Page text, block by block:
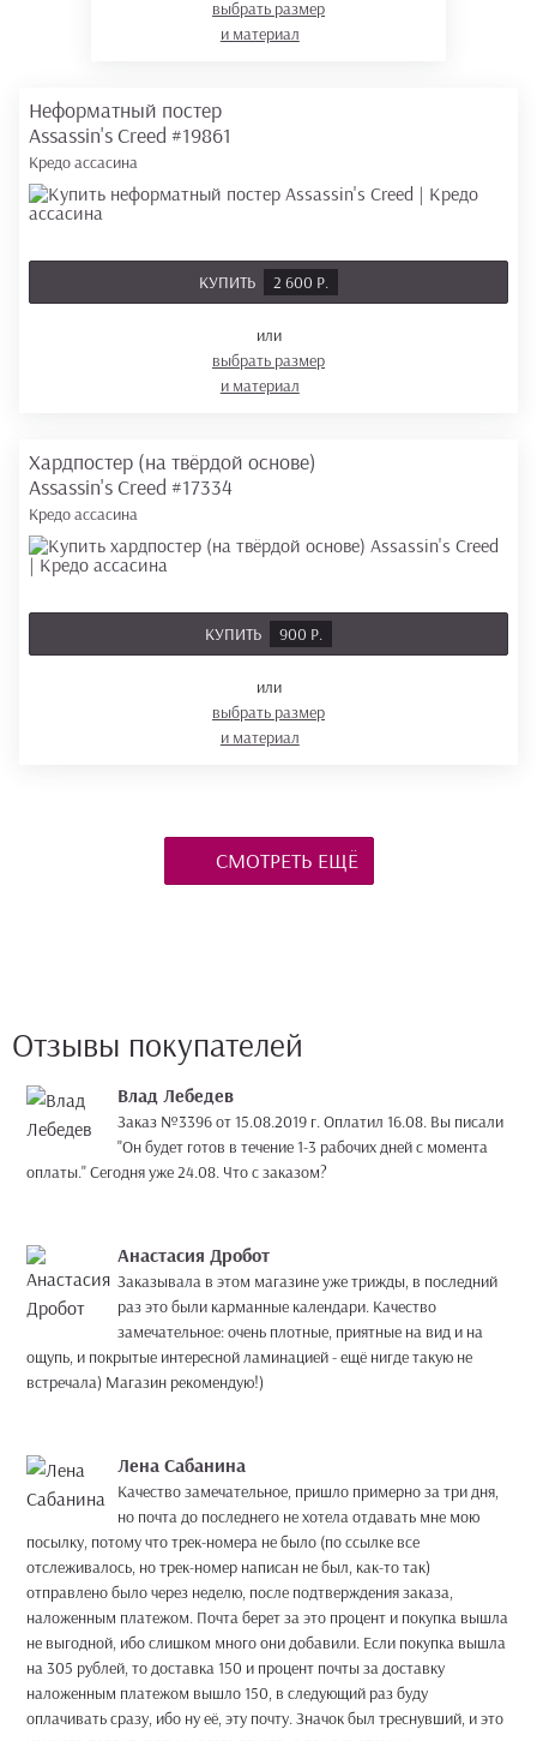
выбрать размер
и материал
Неформатный постер
Assassin's Creed #19861
Кредо ассасина
КУПИТЬ 2 600 Р.
или
выбрать размер
и материал
Хардпостер (на твёрдой основе)
Assassin's Creed #17334
Кредо ассасина
КУПИТЬ 900 Р.
или
выбрать размер
и материал
СМОТРЕТЬ ЕЩЁ
Отзывы покупателей
Влад Лебедев
Заказ №3396 от 15.08.2019 г. Оплатил 16.08. Вы писали
"Он будет готов в течение 1-3 рабочих дней с момента
оплаты." Сегодня уже 24.08. Что с заказом?
Анастасия Дробот
Заказывала в этом магазине уже трижды, в последний
раз это были карманные календари. Качество
замечательное: очень плотные, приятные на вид и на
ощупь, и покрытые интересной ламинацией - ещё нигде такую не
встречала) Магазин рекомендую!)
Лена Сабанина
Качество замечательное, пришло примерно за три дня,
но почта до последнего не хотела отдавать мне мою
посылку, потому что трек-номера не было (по ссылке все
отслеживалось, но трек-номер написан не был, как-то так)
отправлено было через неделю, после подтверждения заказа,
наложенным платежом. Почта берет за это процент и покупка вышла
не выгодной, ибо слишком много они добавили. Если покупка вышла
на 305 рублей, то доставка 150 и процент почты за доставку
наложенным платежом вышло 150, в следующий раз буду
оплачивать сразу, ибо ну её, эту почту. Значок был треснувший, и это